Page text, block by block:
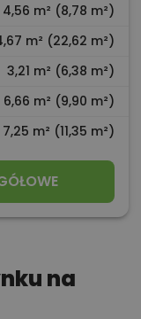
4,56 m² (8,78 m²)
m² (22,62 m²)
3,21 m² (6,38 m²)
6,66 m² (9,90 m²)
7,25 m² (11,35 m²)
na